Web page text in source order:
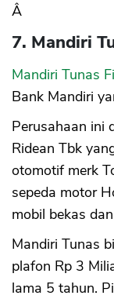
Â
7. Mandiri
Mandiri Tunas
Bank Mandiri
Perusahaan ini
Ridean Tbk
otomotif merk
sepeda motor
mobil bekas
Mandiri Tunas
plafon Rp 3
lama 5 tahun.